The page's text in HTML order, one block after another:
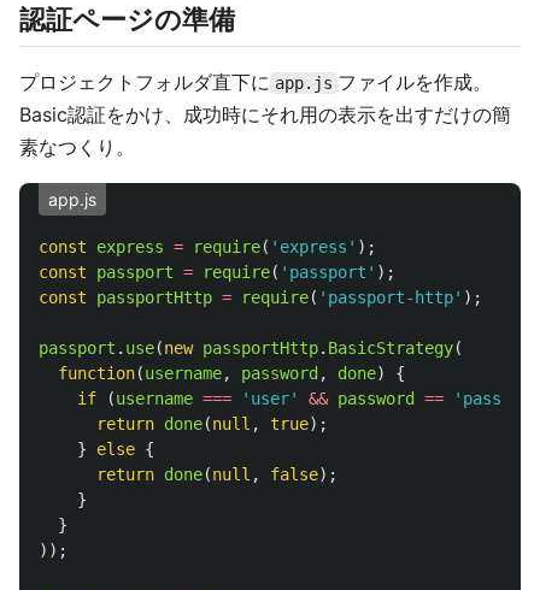
認証ページの準備
プロジェクトフォルダ直下に app.js ファイルを作成。
Basic認証をかけ、成功時にそれ用の表示を出すだけの簡
素なつくり。
app.js
const express = require( ' express ' );
const
passport = require( ' passport ' );
const
passportHttp = require( ' passport-http' );
passport . use(new passportHttp. BasicStrategy(
function(username, password , done)
{
if
(username === ' user' && password == ' pass
return done(null , true);
}
else {
return done(null , false);
}
}
));